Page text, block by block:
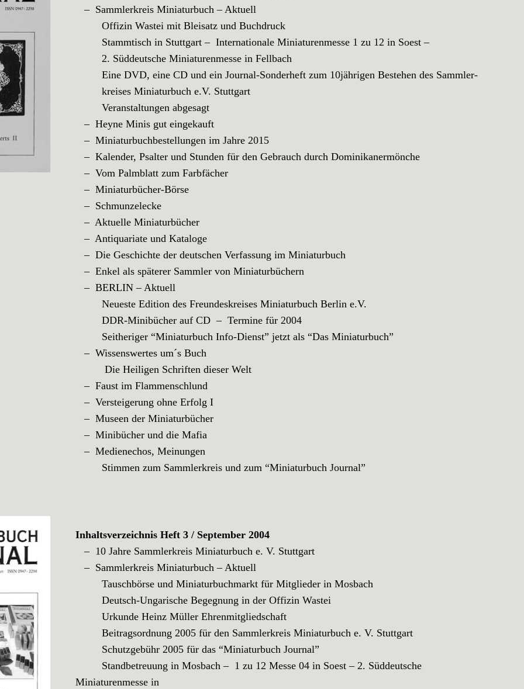
– Sammlerkreis Miniaturbuch – Aktuell
Offizin Wastei mit Bleisatz und Buchdruck
Stammtisch in Stuttgart – Internationale Miniaturenmesse 1 zu 12 in Soest –
2. Süddeutsche Miniaturenmesse in Fellbach
Eine DVD, eine CD und ein Journal-Sonderheft zum 10jährigen Bestehen des Sammler-
kreises Miniaturbuch e.V. Stuttgart
Veranstaltungen abgesagt
– Heyne Minis gut eingekauft
– Miniaturbuchbestellungen im Jahre 2015
– Kalender, Psalter und Stunden für den Gebrauch durch Dominikanermönche
– Vom Palmblatt zum Farbfächer
– Miniaturbücher-Börse
– Schmunzelecke
– Aktuelle Miniaturbücher
– Antiquariate und Kataloge
– Die Geschichte der deutschen Verfassung im Miniaturbuch
– Enkel als späterer Sammler von Miniaturbüchern
– BERLIN – Aktuell
Neueste Edition des Freundeskreises Miniaturbuch Berlin e.V.
DDR-Minibücher auf CD – Termine für 2004
Seitheriger “Miniaturbuch Info-Dienst” jetzt als “Das Miniaturbuch”
– Wissenswertes um´s Buch
Die Heiligen Schriften dieser Welt
– Faust im Flammenschlund
– Versteigerung ohne Erfolg I
– Museen der Miniaturbücher
– Minibücher und die Mafia
– Medienechos, Meinungen
Stimmen zum Sammlerkreis und zum “Miniaturbuch Journal”
Inhaltsverzeichnis Heft 3 / September 2004
– 10 Jahre Sammlerkreis Miniaturbuch e. V. Stuttgart
– Sammlerkreis Miniaturbuch – Aktuell
Tauschbörse und Miniaturbuchmarkt für Mitglieder in Mosbach
Deutsch-Ungarische Begegnung in der Offizin Wastei
Urkunde Heinz Müller Ehrenmitgliedschaft
Beitragsordnung 2005 für den Sammlerkreis Miniaturbuch e. V. Stuttgart
Schutzgebühr 2005 für das “Miniaturbuch Journal”
Standbetreuung in Mosbach – 1 zu 12 Messe 04 in Soest – 2. Süddeutsche
Miniaturenmesse in